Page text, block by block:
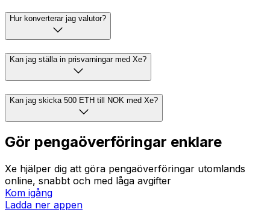
Hur konverterar jag valutor?
Kan jag ställa in prisvarningar med Xe?
Kan jag skicka 500 ETH till NOK med Xe?
Gör pengaöverföringar enklare
Xe hjälper dig att göra pengaöverföringar utomlands
online, snabbt och med låga avgifter
Kom igång
Ladda ner appen